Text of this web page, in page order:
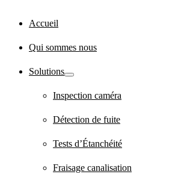
Accueil
Qui sommes nous
Solutions
Inspection caméra
Détection de fuite
Tests d’Étanchéité
Fraisage canalisation